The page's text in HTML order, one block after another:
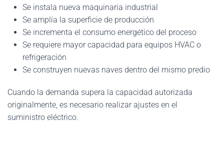
Se instala nueva maquinaria industrial
Se amplía la superficie de producción
Se incrementa el consumo energético del proceso
Se requiere mayor capacidad para equipos HVAC o
refrigeración
Se construyen nuevas naves dentro del mismo predio
Cuando la demanda supera la capacidad autorizada
originalmente, es necesario realizar ajustes en el
suministro eléctrico.